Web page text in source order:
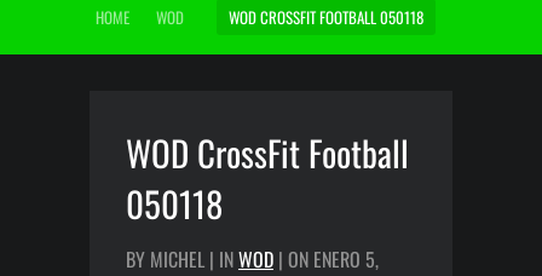
HOME WOD WOD CROSSFIT FOOTBALL 050118
WOD CrossFit Football
050118
BY MICHEL | INWOD | ON ENERO 5,